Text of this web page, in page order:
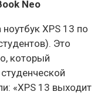
Neo
XPS 13 по
Это
который
«XPS 13 выходит